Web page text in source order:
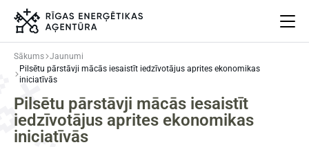
Projekti
Energoefektivitāte
Sākums Jaunumi
Pilsētu pārstāvji mācās iesaistīt iedzīvotājus aprites ekonomikas
iniciatīvās
Pilsētu pārstāvji mācās iesaistīt
iedzīvotājus aprites ekonomikas
iniciatīvās